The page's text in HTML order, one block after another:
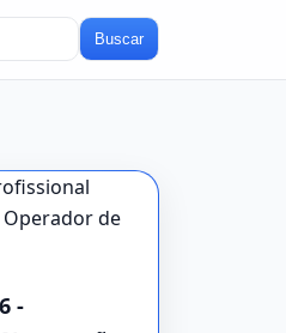
Buscar
-